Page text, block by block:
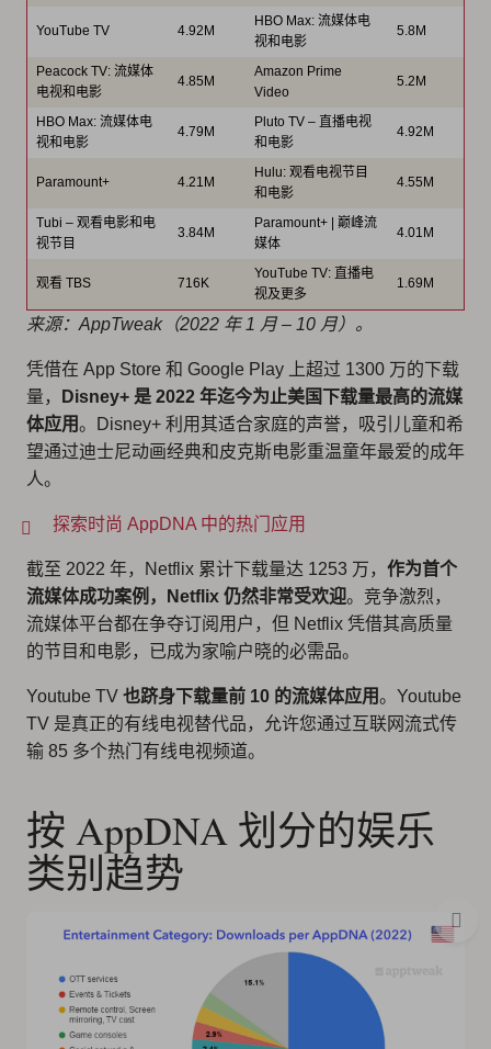
YouTube TV 4.92M
HBO Max: 流媒体电
视和电影
5.8M
Peacock TV: 流媒体
电视和电影
4.85M
Amazon Prime
Video
5.2M
HBO Max: 流媒体电
视和电影
4.79M
Pluto TV – 直播电视
和电影
4.92M
Paramount+ 4.21M
Hulu: 观看电视节目
和电影
4.55M
Tubi – 观看电影和电
视节目
3.84M
Paramount+ | 巅峰流
媒体
4.01M
观看 TBS 716K
YouTube TV: 直播电
视及更多
1.69M
来源：AppTweak（2022 年 1 月 – 10 月）。
凭借在 App Store 和 Google Play 上超过 1300 万的下载
量，
Disney+ 是 2022 年迄今为止美国下载量最高的流媒
体应用。Disney+ 利用其适合家庭的声誉，吸引儿童和希
望通过迪士尼动画经典和皮克斯电影重温童年最爱的成年
人。
探索时尚 AppDNA 中的热门应用
截至 2022 年，Netflix 累计下载量达 1253 万， 作为首个
流媒体成功案例，Netflix 仍然非常受欢迎。竞争激烈，
流媒体平台都在争夺订阅用户，但 Netflix 凭借其高质量
的节目和电影，已成为家喻户晓的必需品。
Youtube TV 也跻身下载量前 10 的流媒体应用。Youtube
TV 是真正的有线电视替代品，允许您通过互联网流式传
输 85 多个热门有线电视频道。
按 AppDNA 划分的娱乐
类别趋势